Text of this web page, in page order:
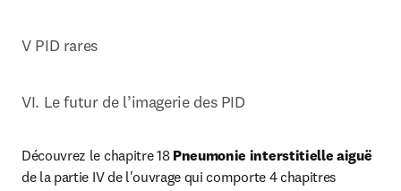
V PID rares
VI. Le futur de l’imagerie des PID
Découvrez le chapitre 18 Pneumonie interstitielle aiguë
de la partie IV de l'ouvrage qui comporte 4 chapitres